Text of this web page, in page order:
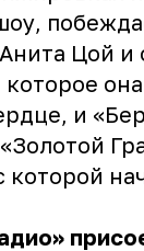
Анита Цой
и
которой